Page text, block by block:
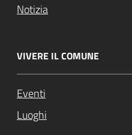
Notizia
VIVERE IL COMUNE
Eventi
Luoghi